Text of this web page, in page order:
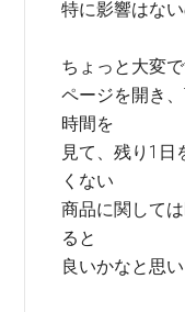
特に影響はな
ちょっと大変
ページを開き
時間を
見て、残り1日
くない
商品に関して
ると
良いかなと思い